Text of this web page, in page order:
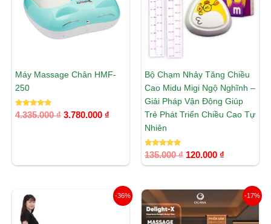
Máy Massage Chân HMF-
250
Được xếp
hạng
4.335.000₫ 3.780.000 ₫
Bộ Chạm Nhảy Tăng Chiều
Cao Midu Migi Ngộ Nghĩnh –
Giải Pháp Vận Động Giúp
Trẻ Phát Triển Chiều Cao Tự
Nhiên
Được xếp
hạng
5.00
135.000₫ 120.000 ₫
-36%
Giá
hiện
-17%
Giá
gốc
là:
Giá
hiện